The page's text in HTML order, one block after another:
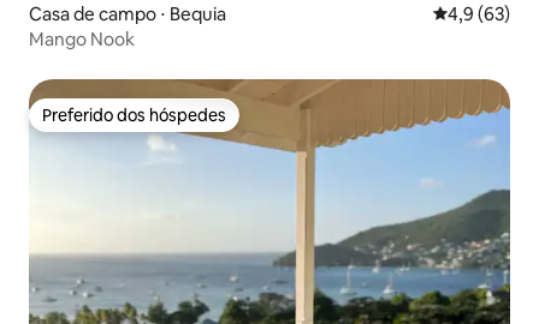
Casa de campo ⋅ Bequia 4,9 de uma
4,9 (63)
Mango Nook
Preferido dos hóspedes
Preferido dos hóspedes